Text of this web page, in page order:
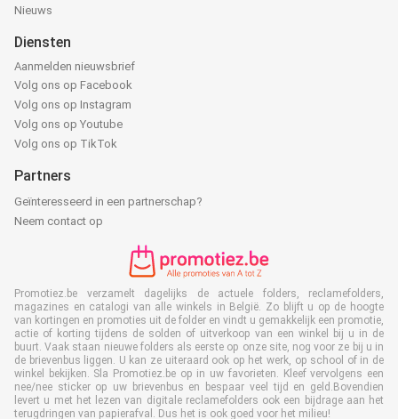
Nieuws
Diensten
Aanmelden nieuwsbrief
Volg ons op Facebook
Volg ons op Instagram
Volg ons op Youtube
Volg ons op TikTok
Partners
Geïnteresseerd in een partnerschap?
Neem contact op
Promotiez.be verzamelt dagelijks de actuele folders, reclamefolders,
magazines en catalogi van alle winkels in België. Zo blijft u op de hoogte
van kortingen en promoties uit de folder en vindt u gemakkelijk een promotie,
actie of korting tijdens de solden of uitverkoop van een winkel bij u in de
buurt. Vaak staan nieuwe folders als eerste op onze site, nog voor ze bij u in
de brievenbus liggen. U kan ze uiteraard ook op het werk, op school of in de
winkel bekijken. Sla Promotiez.be op in uw favorieten. Kleef vervolgens een
nee/nee sticker op uw brievenbus en bespaar veel tijd en geld.Bovendien
levert u met het lezen van digitale reclamefolders ook een bijdrage aan het
terugdringen van papierafval. Dus het is ook goed voor het milieu!